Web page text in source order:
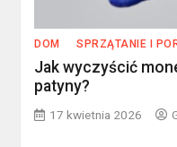
DOM SPRZĄTANIE I
Jak wyczyścić
patyny?
17 kwietnia 2026